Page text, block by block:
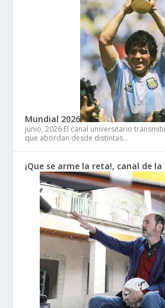
Mundial 2026
junio, 2026 El canal universitario
que abordan desde distintas…
¡Que se arme la reta!, canal de la